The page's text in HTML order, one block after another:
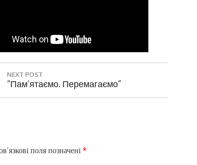
NEXT POST
N
S
“Пам’ятаємо. Перемагаємо”
поля позначені *